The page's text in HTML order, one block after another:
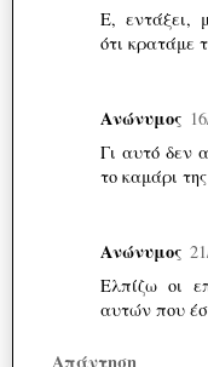
Ε, εντάξει,
ότι κρατάμε
Ανώνυμος
Γι αυτό δεν
το καμάρι
Ανώνυμος
Ελπίζω οι
αυτών που
Απάντηση